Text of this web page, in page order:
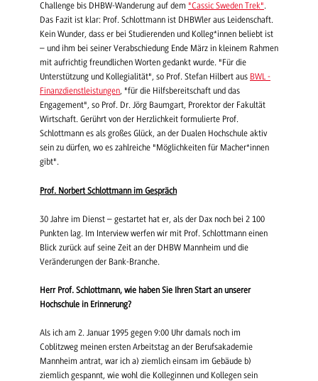
Challenge bis DHBW-Wanderung auf dem "Cassic Sweden Trek".
Das Fazit ist klar: Prof. Schlottmann ist DHBWler aus Leidenschaft.
Kein Wunder, dass er bei Studierenden und Kolleg*innen beliebt ist
– und ihm bei seiner Verabschiedung Ende März in kleinem Rahmen
mit aufrichtig freundlichen Worten gedankt wurde. "Für die
Unterstützung und Kollegialität", so Prof. Stefan Hilbert aus BWL -
Finanzdienstleistungen, "für die Hilfsbereitschaft und das
Engagement", so Prof. Dr. Jörg Baumgart, Prorektor der Fakultät
Wirtschaft. Gerührt von der Herzlichkeit formulierte Prof.
Schlottmann es als großes Glück, an der Dualen Hochschule aktiv
sein zu dürfen, wo es zahlreiche "Möglichkeiten für Macher*innen
gibt".
Prof. Norbert Schlottmann im Gespräch
30 Jahre im Dienst – gestartet hat er, als der Dax noch bei 2 100
Punkten lag. Im Interview werfen wir mit Prof. Schlottmann einen
Blick zurück auf seine Zeit an der DHBW Mannheim und die
Veränderungen der Bank-Branche.
Herr Prof. Schlottmann, wie haben Sie Ihren Start an unserer
Hochschule in Erinnerung?
Als ich am 2. Januar 1995 gegen 9:00 Uhr damals noch im
Coblitzweg meinen ersten Arbeitstag an der Berufsakademie
Mannheim antrat, war ich a) ziemlich einsam im Gebäude b)
ziemlich gespannt, wie wohl die Kolleginnen und Kollegen sein